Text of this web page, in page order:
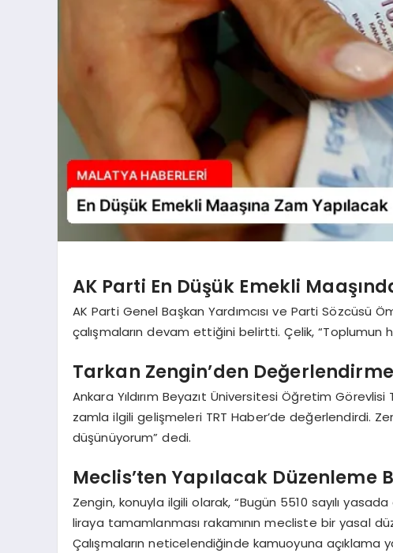
AK Parti En Düşük Emekli
AK Parti Genel Başkan Yardımcısı ve Parti Sözcüsü
çalışmaların devam ettiğini belirtti. Çelik, “Toplumun
Tarkan Zengin’den Değerlendirme
Ankara Yıldırım Beyazıt Üniversitesi Öğretim
zamla ilgili gelişmeleri TRT Haber’de değerlendirdi.
düşünüyorum” dedi.
Meclis’ten Yapılacak Düzenleme
Zengin, konuyla ilgili olarak, “Bugün 5510 sayılı
liraya tamamlanması rakamının mecliste bir yasal
Çalışmaların neticelendiğinde kamuoyuna açıklama